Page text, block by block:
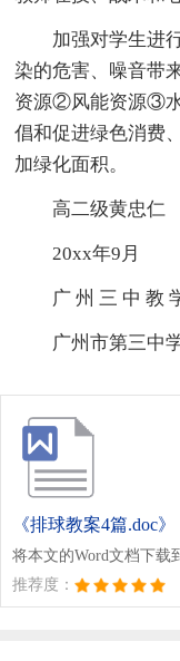
加强对学生进
染的危害、噪音带
资源②风能资源③
倡和促进绿色消费
加绿化面积。
高二级黄忠仁
20xx年9月
广 州 三 中 教
广州市第三中
《排球教案4篇.doc》
将本文的Word文档下载
推荐度：